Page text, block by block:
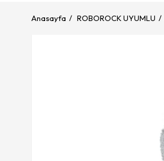
Anasayfa ROBOROCK UYUMLU